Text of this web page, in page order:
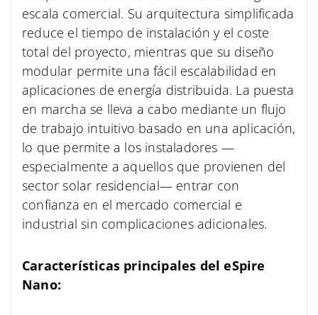
escala comercial. Su arquitectura simplificada
reduce el tiempo de instalación y el coste
total del proyecto, mientras que su diseño
modular permite una fácil escalabilidad en
aplicaciones de energía distribuida. La puesta
en marcha se lleva a cabo mediante un flujo
de trabajo intuitivo basado en una aplicación,
lo que permite a los instaladores —
especialmente a aquellos que provienen del
sector solar residencial— entrar con
confianza en el mercado comercial e
industrial sin complicaciones adicionales.
Características principales del eSpire
Nano: